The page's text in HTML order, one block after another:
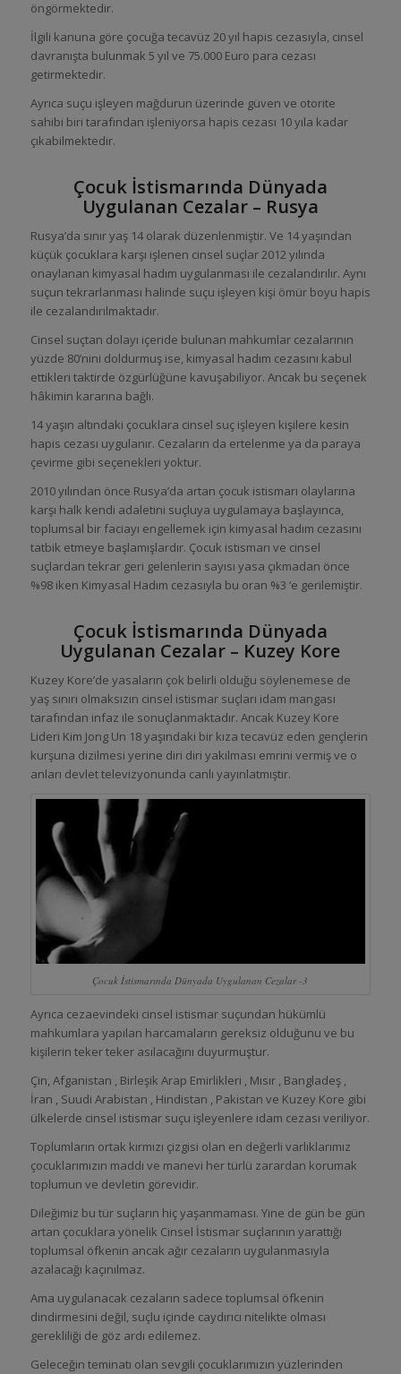
öngörmektedir.
İlgili kanuna göre çocuğa tecavüz 20 yıl hapis cezasıyla, cinsel
davranışta bulunmak 5 yıl ve 75.000 Euro para cezası
getirmektedir.
Ayrıca suçu işleyen mağdurun üzerinde güven ve otorite
sahibi biri tarafından işleniyorsa hapis cezası 10 yıla kadar
çıkabilmektedir.
Çocuk İstismarında Dünyada
Uygulanan Cezalar – Rusya
Rusya’da sınır yaş 14 olarak düzenlenmiştir. Ve 14 yaşından
küçük çocuklara karşı işlenen cinsel suçlar 2012 yılında
onaylanan kimyasal hadım uygulanması ile cezalandırılır. Aynı
suçun tekrarlanması halinde suçu işleyen kişi ömür boyu hapis
ile cezalandırılmaktadır.
Cinsel suçtan dolayı içeride bulunan mahkumlar cezalarının
yüzde 80’nini doldurmuş ise, kimyasal hadım cezasını kabul
ettikleri taktirde özgürlüğüne kavuşabiliyor. Ancak bu seçenek
hâkimin kararına bağlı.
14 yaşın altındaki çocuklara cinsel suç işleyen kişilere kesin
hapis cezası uygulanır. Cezaların da ertelenme ya da paraya
çevirme gibi seçenekleri yoktur.
2010 yılından önce Rusya’da artan çocuk istismarı olaylarına
karşı halk kendi adaletini suçluya uygulamaya başlayınca,
toplumsal bir faciayı engellemek için kimyasal hadım cezasını
tatbik etmeye başlamışlardır. Çocuk istismarı ve cinsel
suçlardan tekrar geri gelenlerin sayısı yasa çıkmadan önce
%98 iken Kimyasal Hadım cezasıyla bu oran %3 ‘e gerilemiştir.
Çocuk İstismarında Dünyada
Uygulanan Cezalar – Kuzey Kore
Kuzey Kore’de yasaların çok belirli olduğu söylenemese de
yaş sınırı olmaksızın cinsel istismar suçları idam mangası
tarafından infaz ile sonuçlanmaktadır. Ancak Kuzey Kore
Lideri Kim Jong Un 18 yaşındaki bir kıza tecavüz eden gençlerin
kurşuna dizilmesi yerine diri diri yakılması emrini vermiş ve o
anları devlet televizyonunda canlı yayınlatmıştır.
Çocuk İstismarında Dünyada Uygulanan Cezalar -3
Ayrıca cezaevindeki cinsel istismar suçundan hükümlü
mahkumlara yapılan harcamaların gereksiz olduğunu ve bu
kişilerin teker teker asılacağını duyurmuştur.
Çin, Afganistan , Birleşik Arap Emirlikleri , Mısır , Bangladeş ,
İran , Suudi Arabistan , Hindistan , Pakistan ve Kuzey Kore gibi
ülkelerde cinsel istismar suçu işleyenlere idam cezası veriliyor.
Toplumların ortak kırmızı çizgisi olan en değerli varlıklarımız
çocuklarımızın maddi ve manevi her türlü zarardan korumak
toplumun ve devletin görevidir.
Dileğimiz bu tür suçların hiç yaşanmaması. Yine de gün be gün
artan çocuklara yönelik Cinsel İstismar suçlarının yarattığı
toplumsal öfkenin ancak ağır cezaların uygulanmasıyla
azalacağı kaçınılmaz.
Ama uygulanacak cezaların sadece toplumsal öfkenin
dindirmesini değil, suçlu içinde caydırıcı nitelikte olması
gerekliliği de göz ardı edilemez.
Geleceğin teminatı olan sevgili çocuklarımızın yüzlerinden